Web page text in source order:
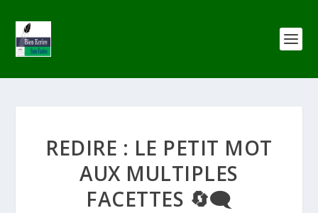
REDIRE : LE PETIT MOT
AUX MULTIPLES
FACETTES 🔄🗨️